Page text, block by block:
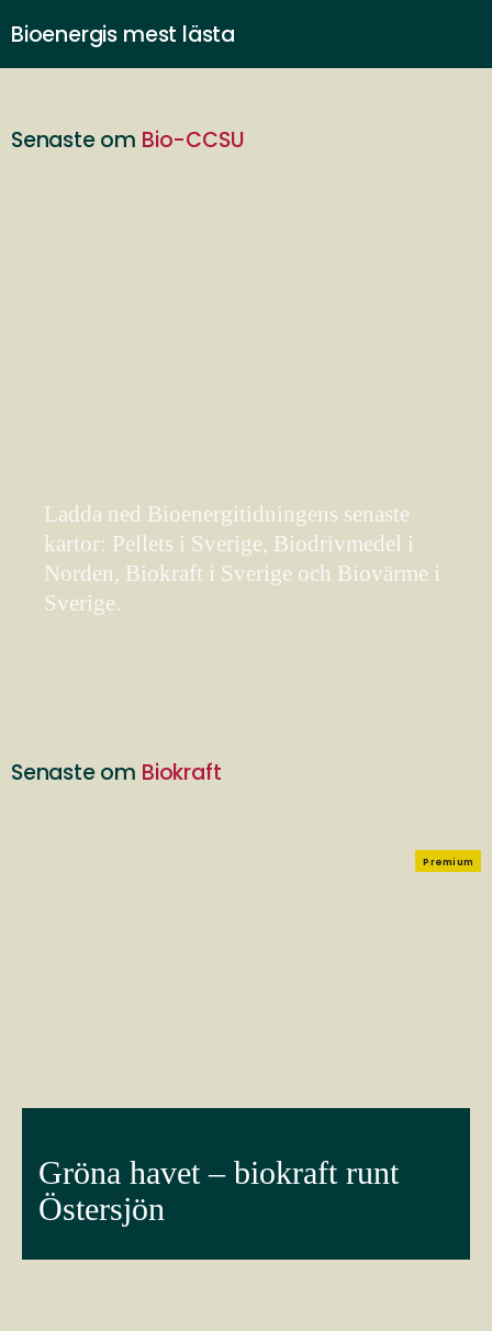
Bioenergis mest lästa
Senaste om Bio-CCSU
Ladda ned Bioenergitidningens senaste
kartor: Pellets i Sverige, Biodrivmedel i
Norden, Biokraft i Sverige och Biovärme i
Sverige.
Senaste om Biokraft
Premium
Gröna havet – biokraft runt
Östersjön